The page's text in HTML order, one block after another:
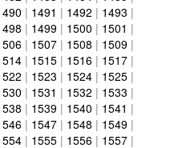
| 1491 | 1492 | 1493 |
| 1499 | 1500 | 1501 |
| 1507 | 1508 | 1509 |
| 1515 | 1516 | 1517 |
| 1523 | 1524 | 1525 |
| 1531 | 1532 | 1533 |
| 1539 | 1540 | 1541 |
| 1547 | 1548 | 1549 |
| 1555 | 1556 | 1557 |